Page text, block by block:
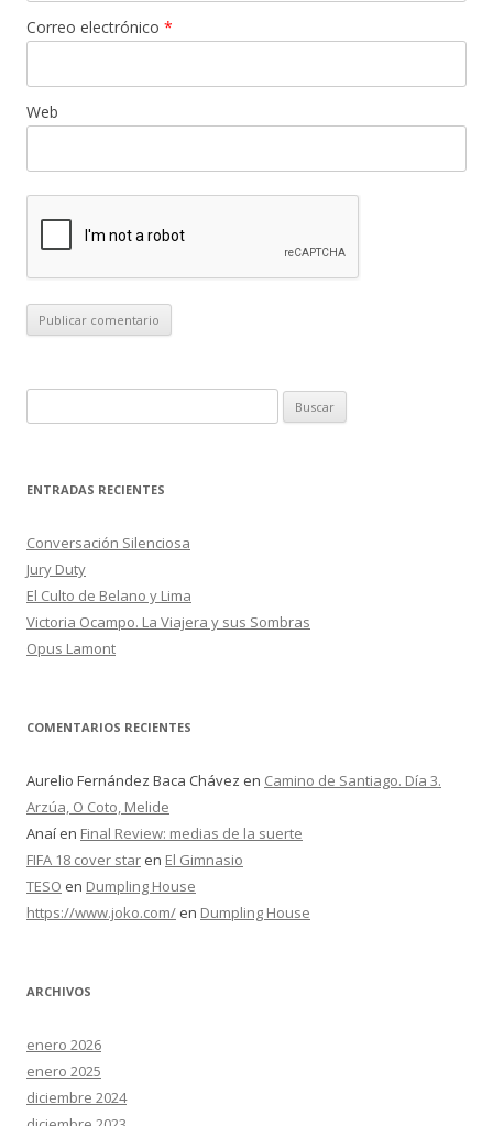
Correo electrónico *
Web
u
c
r
:
ENTRADAS RECIENTES
Conversación Silenciosa
Jury Duty
El Culto de Belano y Lima
Victoria Ocampo. La Viajera y sus Sombras
Opus Lamont
COMENTARIOS RECIENTES
Aurelio Fernández Baca Chávez en Camino de Santiago. Día 3.
Arzúa, O Coto, Melide
Anaí en Final Review: medias de la suerte
FIFA 18 cover star en El Gimnasio
TESO en Dumpling House
https://www.joko.com/ en Dumpling House
ARCHIVOS
enero 2026
enero 2025
diciembre 2024